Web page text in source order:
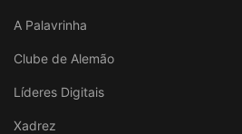
A Palavrinha
Clube de Alemão
Líderes Digitais
Xadrez